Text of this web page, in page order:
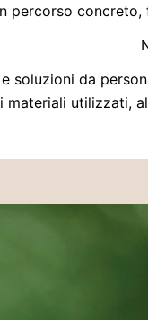
percorso
soluzioni da
materiali utilizzati,